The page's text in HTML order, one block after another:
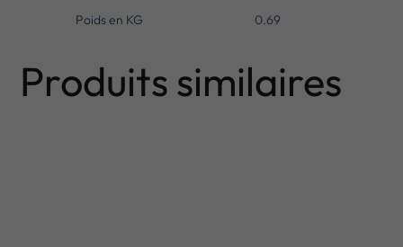
Poids en KG 0.69
Produits similaires